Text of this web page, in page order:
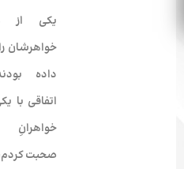
یکی از
خواهرشان
داده
اتفاقی با
صحبت